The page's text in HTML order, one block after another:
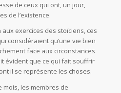
de ceux qui ont, un jour,
de l’existence.
exercices des stoïciens, ces
considéraient qu’une vie bien
face aux circonstances
évident que ce qui fait souffrir
il se représente les choses.
mois, les membres de